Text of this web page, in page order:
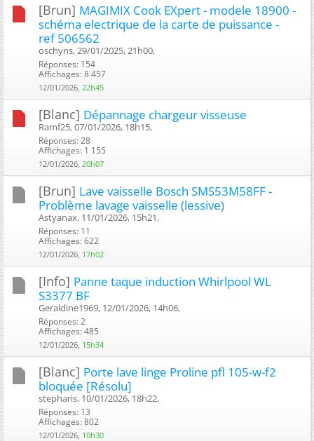
[Brun] MAGIMIX Cook EXpert - modele 18900 -
schéma electrique de la carte de puissance -
ref 506562
oschyns, 29/01/2025, 21h00, ‎
Réponses: 154
Affichages: 8 457
12/01/2026, 22h45
[Blanc] Dépannage chargeur visseuse
Ramf25, 07/01/2026, 18h15, ‎
Réponses: 28
Affichages: 1 155
12/01/2026, 20h07
[Brun] Lave vaisselle Bosch SMS53M58FF -
Problème lavage vaisselle (lessive)
Astyanax, 11/01/2026, 15h21, ‎
Réponses: 11
Affichages: 622
12/01/2026, 17h02
[Info] Panne taque induction Whirlpool WL
S3377 BF
Geraldine1969, 12/01/2026, 14h06, ‎
Réponses: 2
Affichages: 485
12/01/2026, 15h34
[Blanc] Porte lave linge Proline pfl 105-w-f2
bloquée [Résolu]
stepharis, 10/01/2026, 18h22, ‎
Réponses: 13
Affichages: 802
12/01/2026, 10h30